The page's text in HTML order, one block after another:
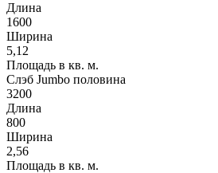
Длина
1600
Ширина
5,12
Площадь в кв. м.
Слэб Jumbo половина
3200
Длина
800
Ширина
2,56
Площадь в кв. м.